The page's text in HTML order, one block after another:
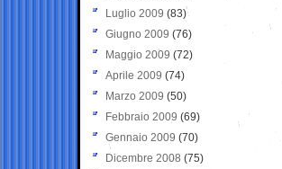
Luglio 2009 (83)
Giugno 2009 (76)
Maggio 2009 (72)
Aprile 2009 (74)
Marzo 2009 (50)
Febbraio 2009 (69)
Gennaio 2009 (70)
Dicembre 2008 (75)